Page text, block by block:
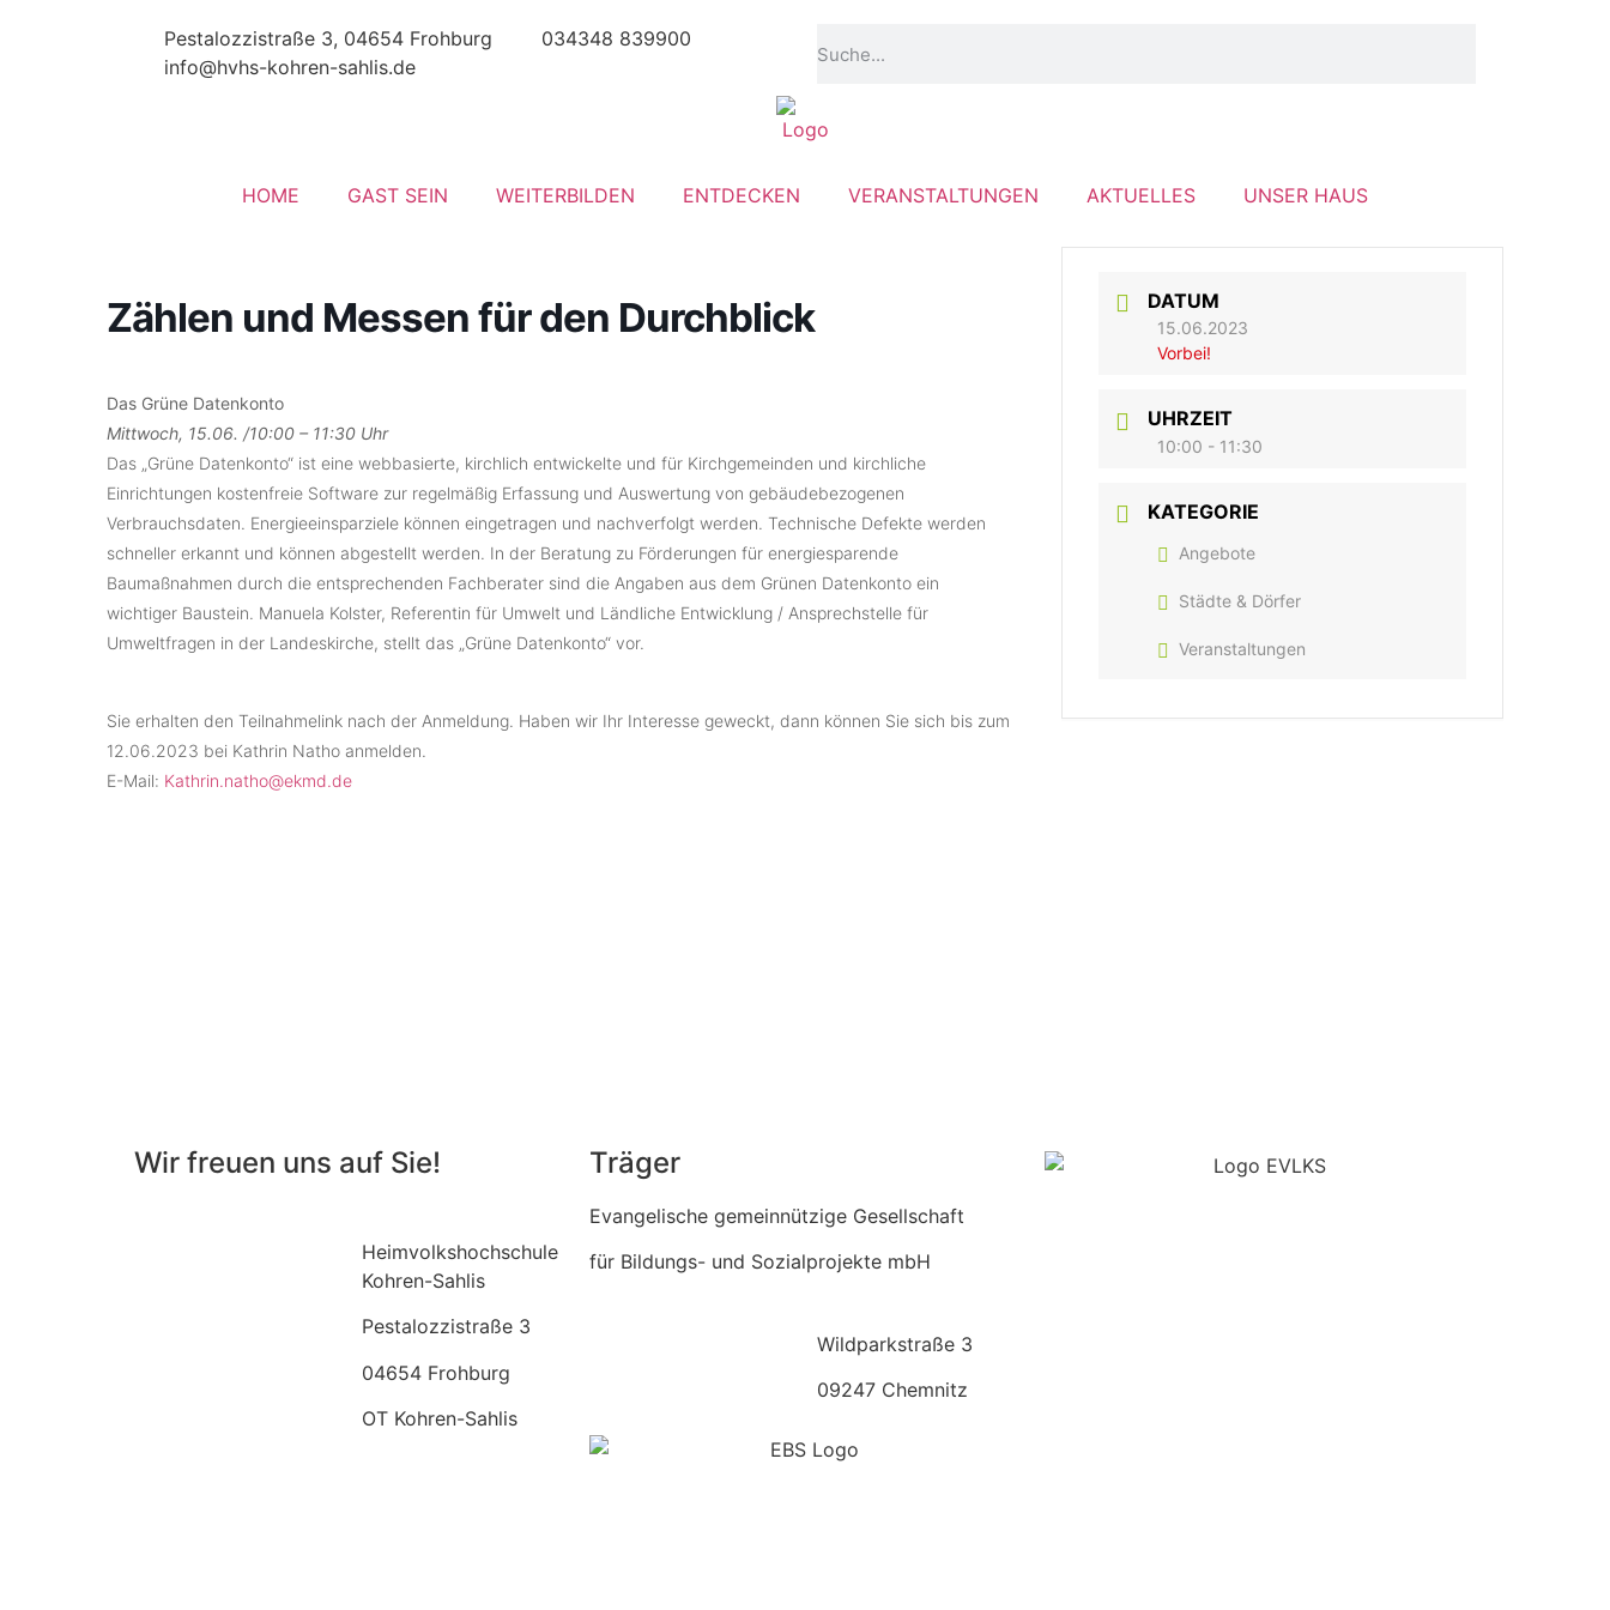
Pestalozzistraße 3, 04654 Frohburg
034348 839900
info@hvhs-kohren-sahlis.de
HOME GAST SEIN WEITERBILDEN ENTDECKEN VERANSTALTUNGEN AKTUELLES UNSER HAUS
Zählen und Messen für den Durchblick
Das Grüne Datenkonto
Mittwoch, 15.06. /10:00 – 11:30 Uhr
Das „Grüne Datenkonto“ ist eine webbasierte, kirchlich entwickelte und für Kirchgemeinden und kirchliche
Einrichtungen kostenfreie Software zur regelmäßig Erfassung und Auswertung von gebäudebezogenen
Verbrauchsdaten. Energieeinsparziele können eingetragen und nachverfolgt werden. Technische Defekte werden
schneller erkannt und können abgestellt werden. In der Beratung zu Förderungen für energiesparende
Baumaßnahmen durch die entsprechenden Fachberater sind die Angaben aus dem Grünen Datenkonto ein
wichtiger Baustein. Manuela Kolster, Referentin für Umwelt und Ländliche Entwicklung / Ansprechstelle für
Umweltfragen in der Landeskirche, stellt das „Grüne Datenkonto“ vor.
Sie erhalten den Teilnahmelink nach der Anmeldung. Haben wir Ihr Interesse geweckt, dann können Sie sich bis zum
12.06.2023 bei Kathrin Natho anmelden.
E-Mail: Kathrin.natho@ekmd.de
DATUM
15.06.2023
Vorbei!
UHRZEIT
10:00 - 11:30
KATEGORIE
Angebote
Städte & Dörfer
Veranstaltungen
Wir freuen uns auf Sie!
Heimvolkshochschule
Kohren-Sahlis
Pestalozzistraße 3
04654 Frohburg
OT Kohren-Sahlis
Träger
Evangelische gemeinnützige Gesellschaft
für Bildungs- und Sozialprojekte mbH
Wildparkstraße 3
09247 Chemnitz